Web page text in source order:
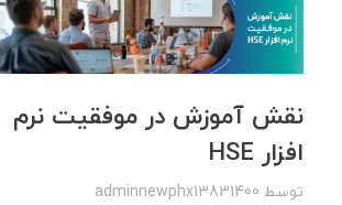
نقش آموزش در موفقیت نرم
افزار HSE
توسط adminnewphx13831400